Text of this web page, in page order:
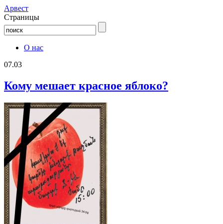
Aрвест
Страницы
О нас
07.03
Кому мешает красное яблоко?